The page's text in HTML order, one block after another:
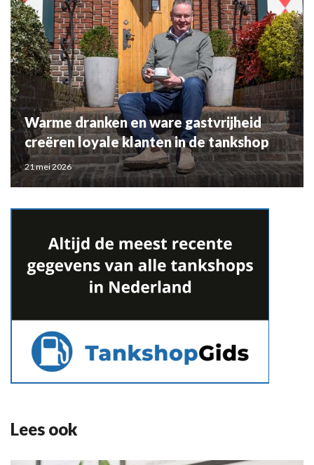
Warme dranken en ware gastvrijheid
creëren loyale klanten in de tankshop
21 mei 2026
Lees ook